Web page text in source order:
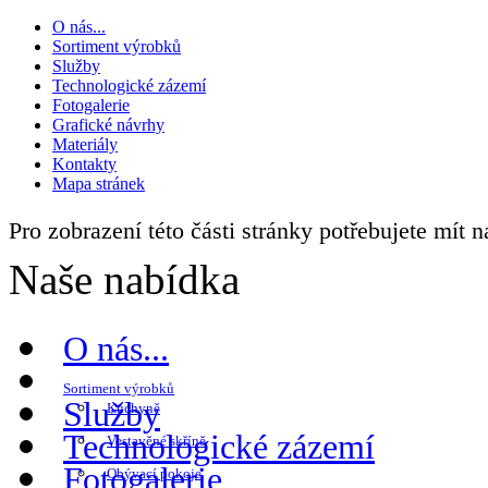
O nás...
Sortiment výrobků
Služby
Technologické zázemí
Fotogalerie
Grafické návrhy
Materiály
Kontakty
Mapa stránek
Pro zobrazení této části stránky potřebujete mít
Naše nabídka
O nás...
Sortiment výrobků
Kuchyně
Vestavěné skříně
Obývací pokoje
Služby
Technologické zázemí
Fotogalerie